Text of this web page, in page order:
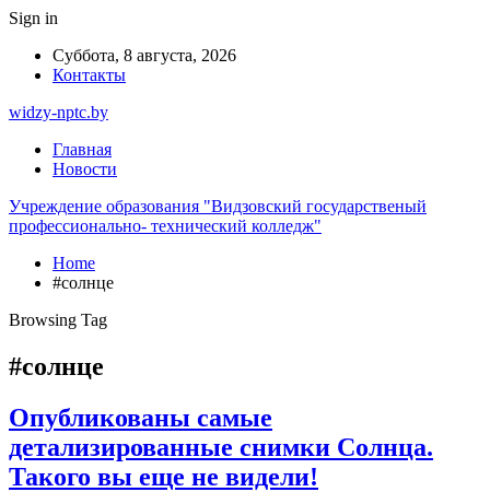
Sign in
Суббота, 8 августа, 2026
Контакты
widzy-nptc.by
Главная
Новости
Учреждение образования "Видзовский государственый
профессионально- технический колледж"
Home
#солнце
Browsing Tag
#солнце
Опубликованы самые
детализированные снимки Солнца.
Такого вы еще не видели!